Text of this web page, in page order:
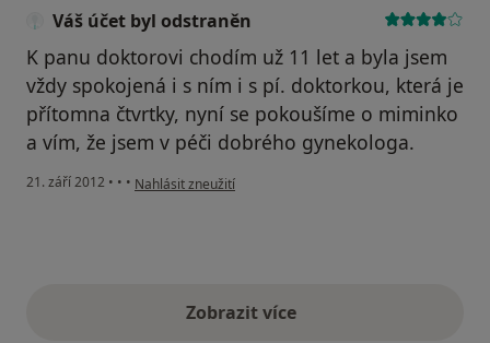
Váš účet byl odstraněn
K panu doktorovi chodím už 11 let a byla jsem
vždy spokojená i s ním i s pí. doktorkou, která je
přítomna čtvrtky, nyní se pokoušíme o miminko
a vím, že jsem v péči dobrého gynekologa.
21. září 2012 • • • podle názoru uživatele Váš účet byl odstraněn
Nahlásit zneužití
Zobrazit vícevýše uvedené názory